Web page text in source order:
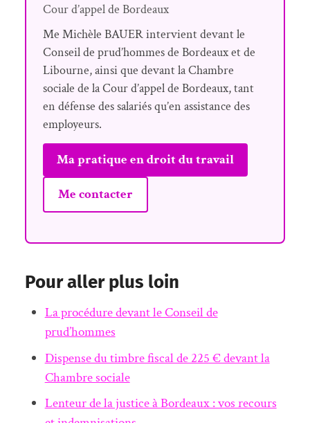
Cour d’appel de Bordeaux
Me Michèle BAUER intervient devant le
Conseil de prud’hommes de Bordeaux et de
Libourne, ainsi que devant la Chambre
sociale de la Cour d’appel de Bordeaux, tant
en défense des salariés qu’en assistance des
employeurs.
Ma pratique en droit du travail
Me contacter
Pour aller plus loin
La procédure devant le Conseil de
prud’hommes
Dispense du timbre fiscal de 225 € devant la
Chambre sociale
Lenteur de la justice à Bordeaux : vos recours